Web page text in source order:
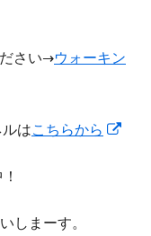
さい→ウォーキン
はこちらから
しまーす。